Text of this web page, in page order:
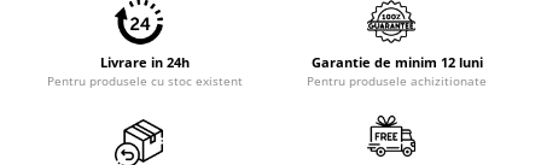
Livrare in 24h
Pentru produsele cu stoc existent
Garantie de minim 12 luni
Pentru produsele achizitionate